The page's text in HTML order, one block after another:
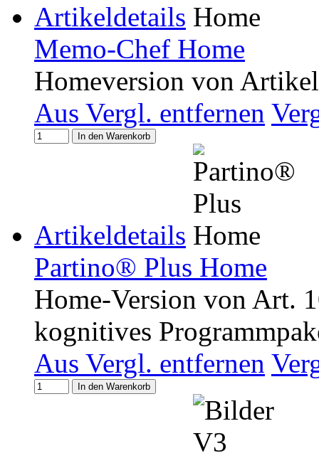
Artikeldetails
Memo-Chef Home
Homeversion von
Aus Vergl. entfernen
In den Warenkorb
Artikeldetails
Partino® Plus Home
Home-Version von Art.
kognitives
Aus Vergl. entfernen
In den Warenkorb